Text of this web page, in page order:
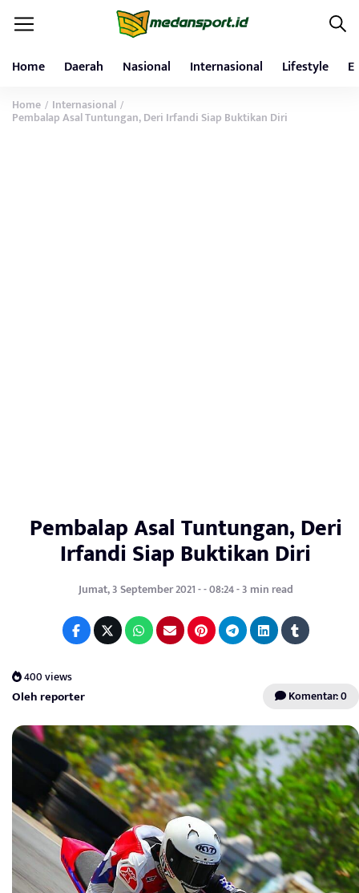
Home Daerah Nasional Internasional Lifestyle
Home / Internasional /
Pembalap Asal Tuntungan, Deri Irfandi Siap Buktikan Diri
Pembalap Asal Tuntungan, Deri
Irfandi Siap Buktikan Diri
Jumat, 3 September 2021 - - 08:24 - 3 min read
400 views
Oleh reporter Komentar: 0